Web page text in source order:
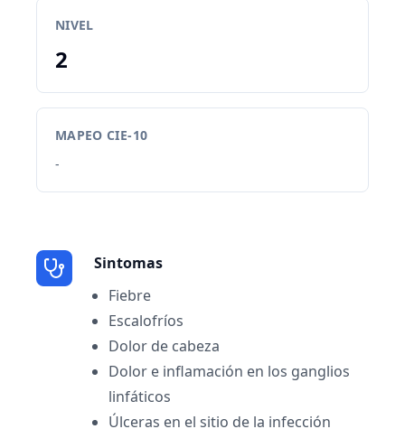
NIVEL
2
MAPEO CIE-10
-
Sintomas
Fiebre
Escalofríos
Dolor de cabeza
Dolor e inflamación en los ganglios
linfáticos
Úlceras en el sitio de la infección